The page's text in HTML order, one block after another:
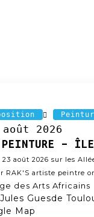
août
2026
PEINTURE –
23 août 2026 sur les
RAK'S artiste peintre
des Arts Africains
Guesde
Map